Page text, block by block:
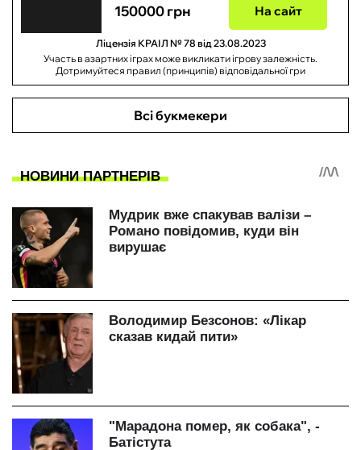
150000 грн На сайт
Ліцензія КРАІЛ № 78 від 23.08.2023
Участь в азартних іграх може викликати ігрову залежність.
Дотримуйтеся правил (принципів) відповідальної гри
Всі букмекери